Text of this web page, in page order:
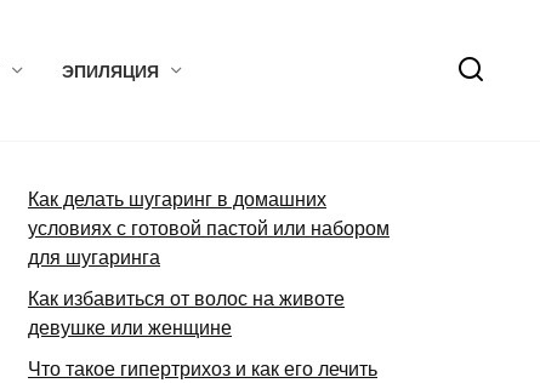
ЭПИЛЯЦИЯ
Как делать шугаринг в домашних
условиях с готовой пастой или набором
для шугаринга
Как избавиться от волос на животе
девушке или женщине
Что такое гипертрихоз и как его лечить